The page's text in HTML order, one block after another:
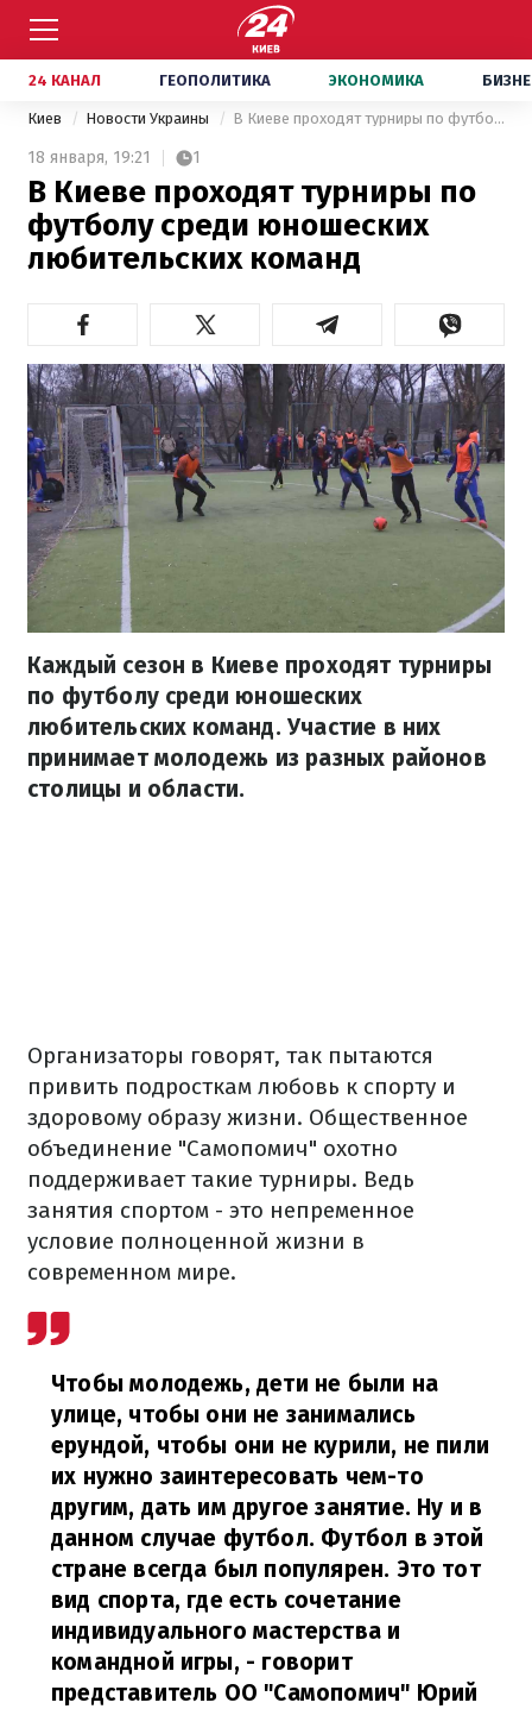
24 КАНАЛ ГЕОПОЛИТИКА ЭКОНОМИКА
Киев Новости Украины В Киеве проходят турниры по футболу среди юношеских любительских команд
18 января, 19:21 1
В Киеве проходят турниры по
футболу среди юношеских
любительских команд
Каждый сезон в Киеве проходят турниры
по футболу среди юношеских
любительских команд. Участие в них
принимает молодежь из разных районов
столицы и области.
Организаторы говорят, так пытаются
привить подросткам любовь к спорту и
здоровому образу жизни. Общественное
объединение "Самопомич" охотно
поддерживает такие турниры. Ведь
занятия спортом - это непременное
условие полноценной жизни в
современном мире.
Чтобы молодежь, дети не были на
улице, чтобы они не занимались
ерундой, чтобы они не курили, не пили
их нужно заинтересовать чем-то
другим, дать им другое занятие. Ну и в
данном случае футбол. Футбол в этой
стране всегда был популярен. Это тот
вид спорта, где есть сочетание
индивидуального мастерства и
командной игры, - говорит
представитель ОО "Самопомич" Юрий